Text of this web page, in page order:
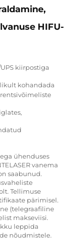
HIFU-
kiirpostiga
kohandada
ühenduses
vanema
saabunud.
Tellimuse
pärimisel.
(telegraafiline
makseviisi.
leppida
nõudmistele.